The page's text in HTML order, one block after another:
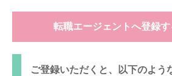
転職エージェントへ登録す
ご登録いただくと、以下のよう